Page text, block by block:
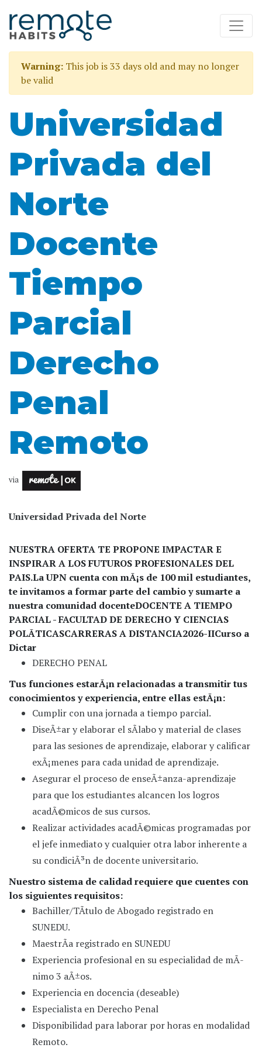
Warning: This job is 33 days old and may no longer
be valid
Universidad
Privada del
Norte
Docente
Tiempo
Parcial
Derecho
Penal
Remoto
via
Universidad Privada del Norte
NUESTRA OFERTA TE PROPONE IMPACTAR E
INSPIRAR A LOS FUTUROS PROFESIONALES DEL
PAIS.La UPN cuenta con mÃ¡s de 100 mil estudiantes,
te invitamos a formar parte del cambio y sumarte a
nuestra comunidad docenteDOCENTE A TIEMPO
PARCIAL - FACULTAD DE DERECHO Y CIENCIAS
POLÃTICASCARRERAS A DISTANCIA2026-IICurso a
Dictar
DERECHO PENAL
Tus funciones estarÃ¡n relacionadas a transmitir tus
conocimientos y experiencia, entre ellas estÃ¡n:
Cumplir con una jornada a tiempo parcial.
DiseÃ±ar y elaborar el sÃ­labo y material de clases
para las sesiones de aprendizaje, elaborar y calificar
exÃ¡menes para cada unidad de aprendizaje.
Asegurar el proceso de enseÃ±anza-aprendizaje
para que los estudiantes alcancen los logros
acadÃ©micos de sus cursos.
Realizar actividades acadÃ©micas programadas por
el jefe inmediato y cualquier otra labor inherente a
su condiciÃ³n de docente universitario.
Nuestro sistema de calidad requiere que cuentes con
los siguientes requisitos:
Bachiller/TÃ­tulo de Abogado registrado en
SUNEDU.
MaestrÃ­a registrado en SUNEDU
Experiencia profesional en su especialidad de mÃ­
nimo 3 aÃ±os.
Experiencia en docencia (deseable)
Especialista en Derecho Penal
Disponibilidad para laborar por horas en modalidad
Remoto.